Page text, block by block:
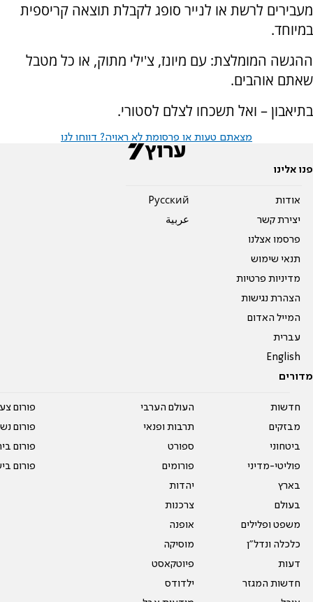
מעבירים לרשת או לנייר סופג לקבלת תוצאה קריספית
במיוחד.
ההגשה המומלצת: עם מיונז, צ'ילי מתוק, או כל מטבל
שאתם אוהבים.
בתיאבון – ואל תשכחו לצלם לסטורי.
מצאתם טעות או פרסומת לא ראויה? דווחו לנו
פנו אלינו
אודות
יצירת קשר
פרסמו אצלנו
תנאי שימוש
מדיניות פרטיות
הצהרת נגישות
המייל האדום
עברית
English
Pусский
عربية
מדורים
חדשות
מבזקים
ביטחוני
פוליטי-מדיני
בארץ
בעולם
משפט ופלילים
כלכלה ונדל"ן
דעות
חדשות המגזר
העולם הערבי
תרבות ופנאי
ספורט
פורומים
יהדות
צרכנות
אופנה
מוסיקה
פיוטקאסט
ילדודס
פורום
פורום
פורום
פורום